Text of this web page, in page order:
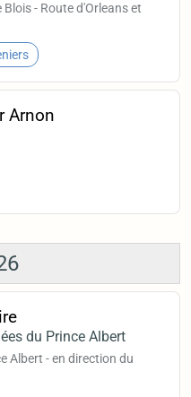
- Route d'Orleans et
Arnon
du Prince Albert
Albert - en direction du